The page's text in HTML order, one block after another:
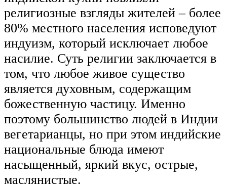
религиозные взгляды жителей – более
80% местного населения исповедуют
индуизм, который исключает любое
насилие. Суть религии заключается в
том, что любое живое существо
является духовным, содержащим
божественную частицу. Именно
поэтому большинство людей в Индии
вегетарианцы, но при этом индийские
национальные блюда имеют
насыщенный, яркий вкус, острые,
маслянистые.